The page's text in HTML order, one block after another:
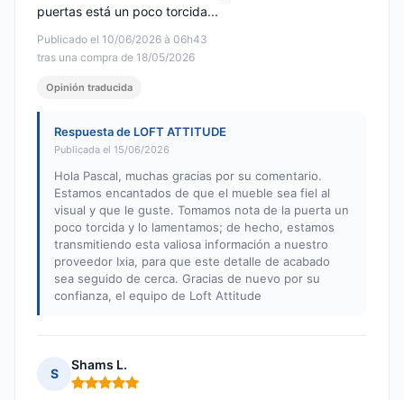
Publicado el 10/06/2026 à 06h43
tras una compra de 18/05/2026
puertas está un poco torcida...
Opinión traducida
Respuesta de LOFT ATTITUDE
Publicada el 15/06/2026
Hola Pascal, muchas gracias por su comentario.
Estamos encantados de que el mueble sea fiel al
visual y que le guste. Tomamos nota de la puerta un
poco torcida y lo lamentamos; de hecho, estamos
transmitiendo esta valiosa información a nuestro
proveedor Ixia, para que este detalle de acabado
sea seguido de cerca. Gracias de nuevo por su
confianza, el equipo de Loft Attitude
S
Shams L.
Nota: 5 de 5